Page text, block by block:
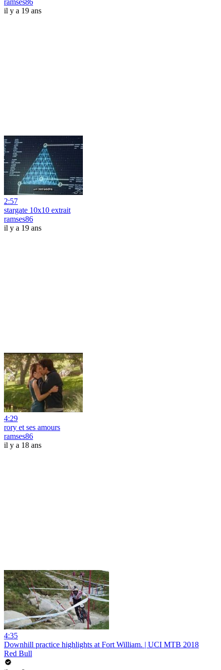
ramses86
il y a 19 ans
2:57
stargate 10x10 extrait
ramses86
il y a 19 ans
4:29
rory et ses amours
ramses86
il y a 18 ans
4:35
Downhill practice highlights at Fort William. | UCI MTB 2018
Red Bull